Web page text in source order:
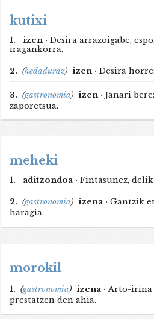
kutixi
1. izen · Desira arrazoigabe,
iragankorra.
2. (hedaduraz) izen · Desira
3. (gastronomia) izen · Janari
zaporetsua.
meheki
1. aditzondoa · Fintasunez,
2. (gastronomia) izena · Gantzik
haragia.
morokil
1. (gastronomia) izena · Arto-irina
prestatzen den ahia.